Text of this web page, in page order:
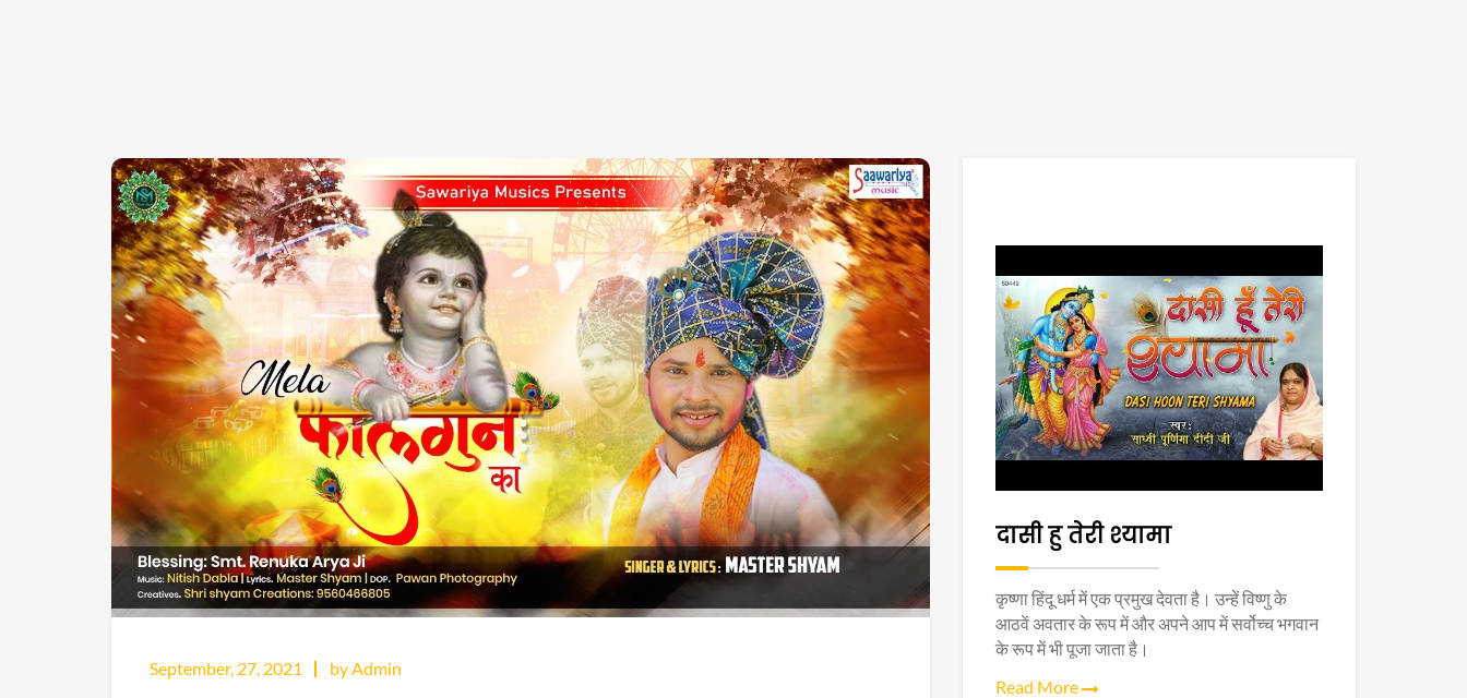
September, 27, 2021 by Admin
दासी हु तेरी श्यामा
कृष्णा हिंदू धर्म में एक प्रमुख देवता है। उन्हें विष्णु के
आठवें अवतार के रूप में और अपने आप में सर्वोच्च भगवान
के रूप में भी पूजा जाता है।
Read More